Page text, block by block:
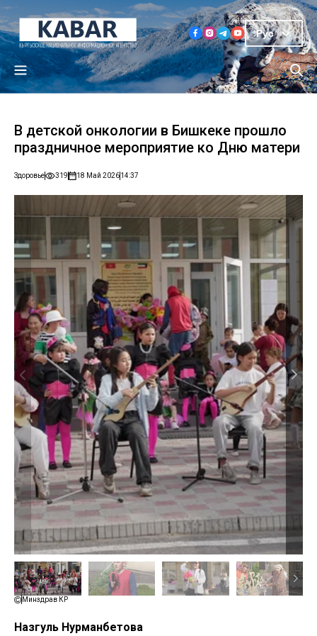
Рус
В детской онкологии в Бишкеке прошло
праздничное мероприятие ко Дню матери
Здоровье 319 18 Май 202614:37
Минздрав КР
Назгуль Нурманбетова